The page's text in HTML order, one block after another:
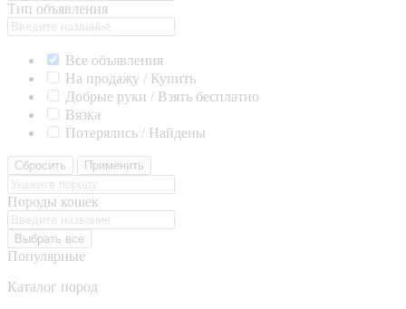
Тип объявления
Все объявления
На продажу / Купить
Добрые руки / Взять бесплатно
Вязка
Потерялись / Найдены
Сбросить Применить
Породы кошек
Выбрать все
Популярные
Каталог пород